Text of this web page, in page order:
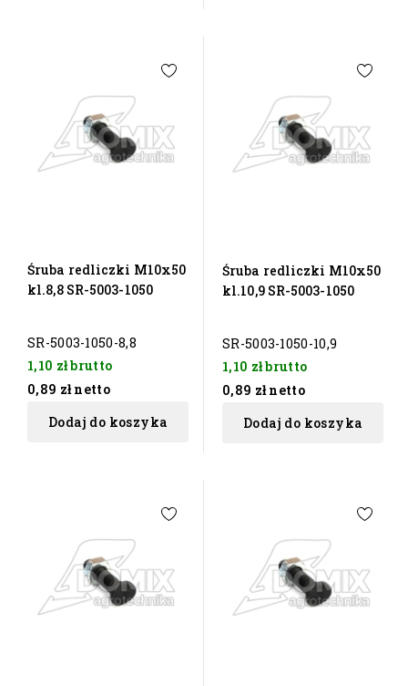
Śruba redliczki M10x50
kl.8,8 SR-5003-1050
SR-5003-1050-8,8
1,10 złbrutto
0,89 zł netto
Dodaj do koszyka
Śruba redliczki M10x50
kl.10,9 SR-5003-1050
SR-5003-1050-10,9
1,10 złbrutto
0,89 zł netto
Dodaj do koszyka